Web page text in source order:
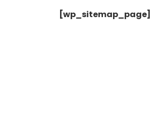
[wp_sitemap_page]